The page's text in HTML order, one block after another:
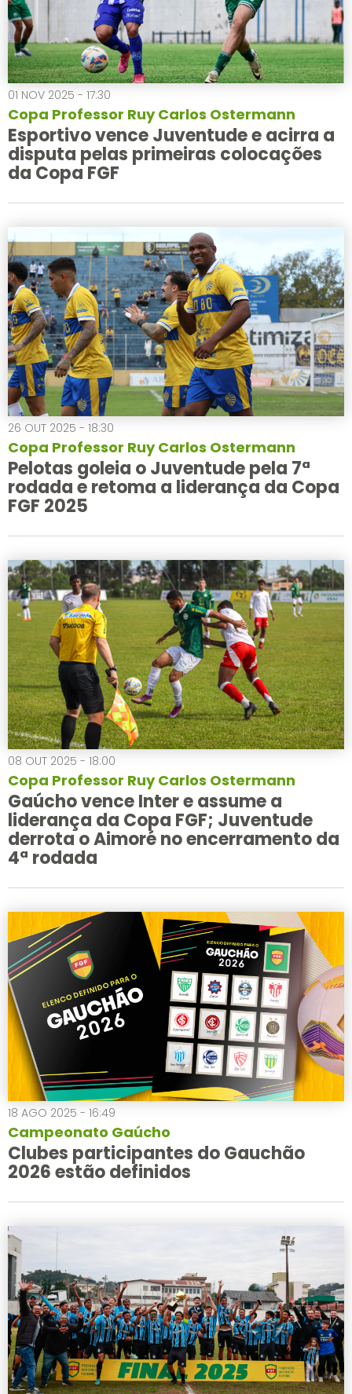
01 NOV 2025 - 17:30
Copa Professor Ruy Carlos Ostermann
Esportivo vence Juventude e acirra a
disputa pelas primeiras colocações
da Copa FGF
26 OUT 2025 - 18:30
Copa Professor Ruy Carlos Ostermann
Pelotas goleia o Juventude pela 7ª
rodada e retoma a liderança da Copa
FGF 2025
08 OUT 2025 - 18:00
Copa Professor Ruy Carlos Ostermann
Gaúcho vence Inter e assume a
liderança da Copa FGF; Juventude
derrota o Aimoré no encerramento da
4ª rodada
18 AGO 2025 - 16:49
Campeonato Gaúcho
Clubes participantes do Gauchão
2026 estão definidos